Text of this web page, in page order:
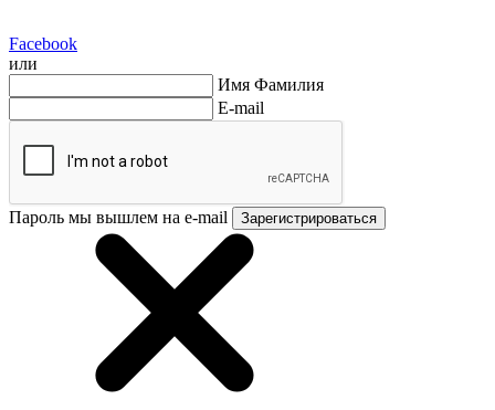
Facebook
или
Имя Фамилия
E-mail
Пароль мы вышлем на e-mail Зарегистрироваться